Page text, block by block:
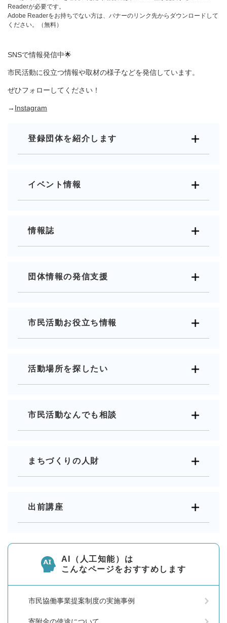
Readerが必要です。
Adobe Readerをお持ちでない方は、バナーのリンク先からダウンロードして
ください。（無料）
SNSで情報発信中🌟
市民活動に役立つ情報や取材の様子などを発信しています。
ぜひフォローしてください！
→ Instagram
登録団体を紹介します
イベント情報
情報誌
団体情報の発信支援
市民活動お役立ち情報
活動場所を探したい
市民活動なんでも相談
まちづくりの人財
出前講座
AI（人工知能）は
こんなページをおすすめします
市民協働事業提案制度の実施事例
寄附金の使途について